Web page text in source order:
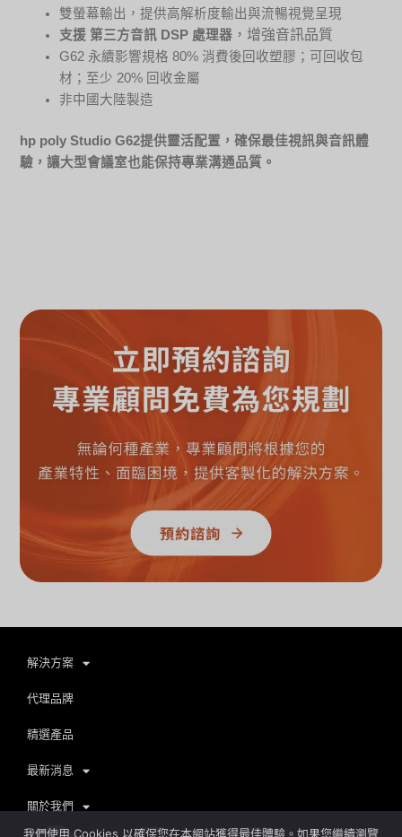
雙螢幕輸出，提供高解析度輸出與流暢視覺呈現
支援 第三方音訊 DSP 處理器 ，增強音訊品質
G62 永續影響規格 80% 消費後回收塑膠；可回收包
材；至少 20% 回收金屬
非中國大陸製造
hp poly Studio G62提供靈活配置，確保最佳視訊與音訊體
驗，讓大型會議室也能保持專業溝通品質。
解決方案
代理品牌
精選產品
最新消息
關於我們
我們使用 Cookies 以確保您在本網站獲得最佳體驗。如果您繼續瀏覽